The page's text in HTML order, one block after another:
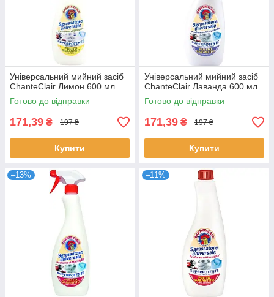
Універсальний мийний засіб
ChanteClair Лимон 600 мл
Готово до відправки
171,39 ₴ 197 ₴
Купити
Універсальний мийний засіб
ChanteClair Лаванда 600 мл
Готово до відправки
171,39 ₴ 197 ₴
Купити
–13% –11%